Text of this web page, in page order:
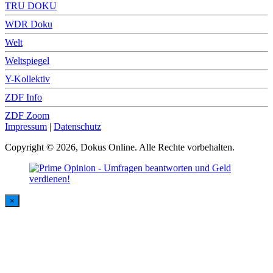
TRU DOKU
WDR Doku
Welt
Weltspiegel
Y-Kollektiv
ZDF Info
ZDF Zoom
Impressum | Datenschutz
Copyright © 2026, Dokus Online. Alle Rechte vorbehalten.
×